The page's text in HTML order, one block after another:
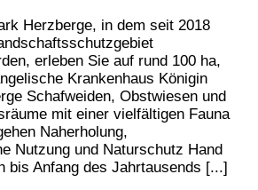
Herzberge, in dem seit 2018
erleben Sie auf rund 100 ha,
Krankenhaus Königin
Schafweiden, Obstwiesen und
mit einer vielfältigen Fauna
Naherholung,
Nutzung und Naturschutz Hand
bis Anfang des Jahrtausends [...]